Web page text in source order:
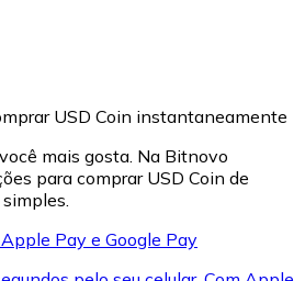
USD Coin instantaneamente
mais gosta. Na Bitnovo
para comprar USD Coin de
Pay e Google Pay